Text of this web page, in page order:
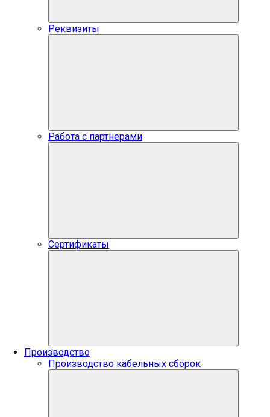
Реквизиты
Работа с партнерами
Сертификаты
Производство
Производство кабельных сборок